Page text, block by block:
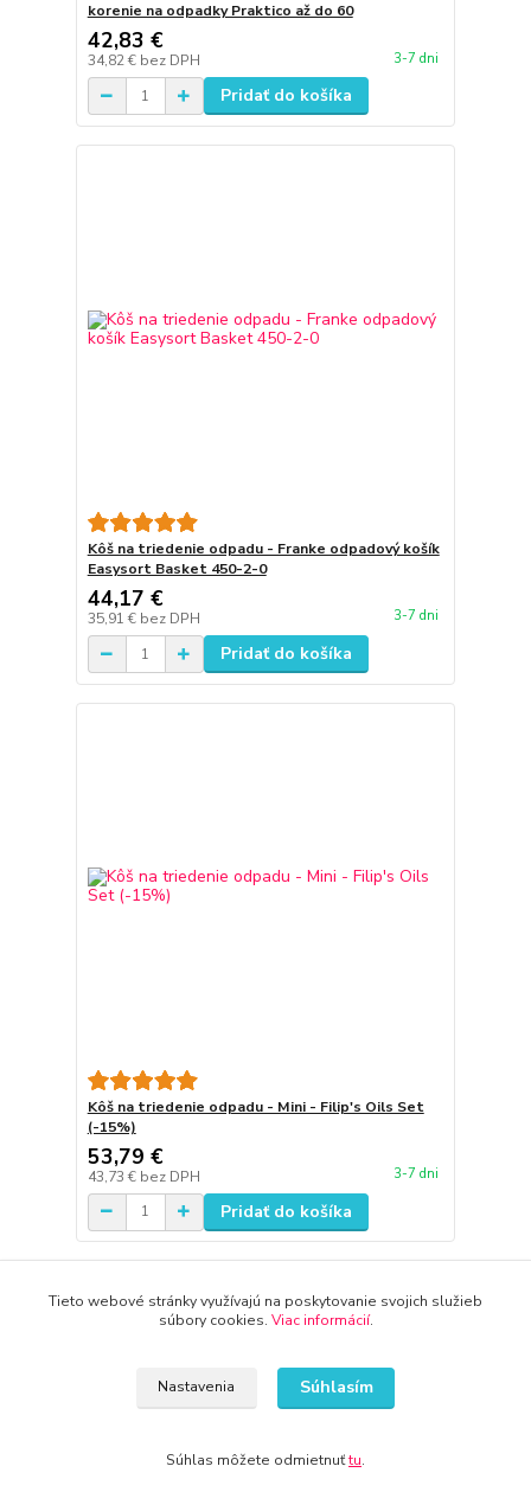
korenie na odpadky Praktico až do 60
42,83 €
34,82 € bez DPH 3-7 dni
Pridať do košíka
Kôš na triedenie odpadu - Franke odpadový košík
Easysort Basket 450-2-0
44,17 €
35,91 € bez DPH 3-7 dni
Pridať do košíka
Kôš na triedenie odpadu - Mini - Filip's Oils Set
(-15%)
53,79 €
43,73 € bez DPH 3-7 dni
Pridať do košíka
Tieto webové stránky využívajú na poskytovanie svojich služieb
súbory cookies. Viac informácií.
Nastavenia Súhlasím
Súhlas môžete odmietnuťtu.